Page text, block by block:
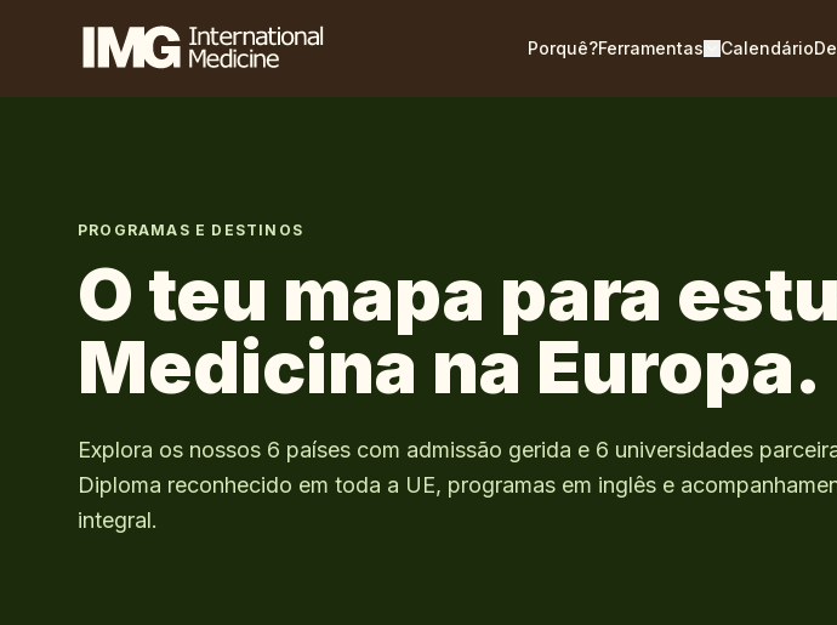
Porquê?Ferramentas Calendário
PROGRAMAS E DESTINOS
O teu mapa para
Medicina na Europa.
Explora os nossos 6 países com admissão gerida e 6 universidades
Diploma reconhecido em toda a UE, programas em inglês e
integral.